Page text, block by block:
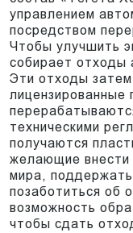
управлением
посредством
Чтобы улучшить
собирает отходы
Эти отходы
лицензированные
техническими
получаются
желающие внести
мира,
позаботиться об
возможность
чтобы сдать